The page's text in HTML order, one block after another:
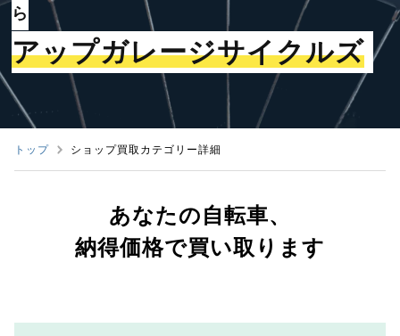
ら
アップガレージサイクルズ
トップ ショップ買取カテゴリー詳細
あなたの自転車、
納得価格で買い取ります